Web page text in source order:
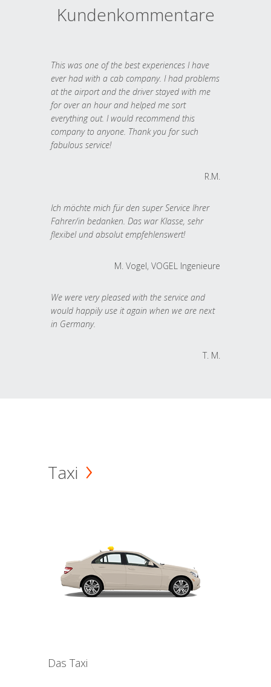
Kundenkommentare
This was one of the best experiences I have
ever had with a cab company. I had problems
at the airport and the driver stayed with me
for over an hour and helped me sort
everything out. I would recommend this
company to anyone. Thank you for such
fabulous service!
R.M.
Ich möchte mich für den super Service Ihrer
Fahrer/in bedanken. Das war Klasse, sehr
flexibel und absolut empfehlenswert!
M. Vogel, VOGEL Ingenieure
We were very pleased with the service and
would happily use it again when we are next
in Germany.
T. M.
Taxi
Das Taxi